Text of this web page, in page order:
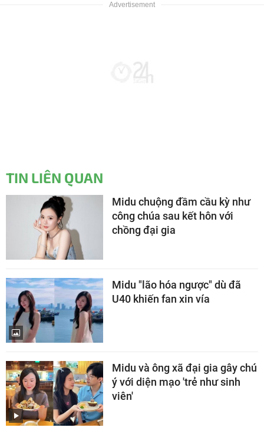
TIN LIÊN QUAN
Midu chuộng đầm cầu kỳ như
công chúa sau kết hôn với
chồng đại gia
Midu "lão hóa ngược" dù đã
U40 khiến fan xin vía
Midu và ông xã đại gia gây chú
ý với diện mạo 'trẻ như sinh
viên'